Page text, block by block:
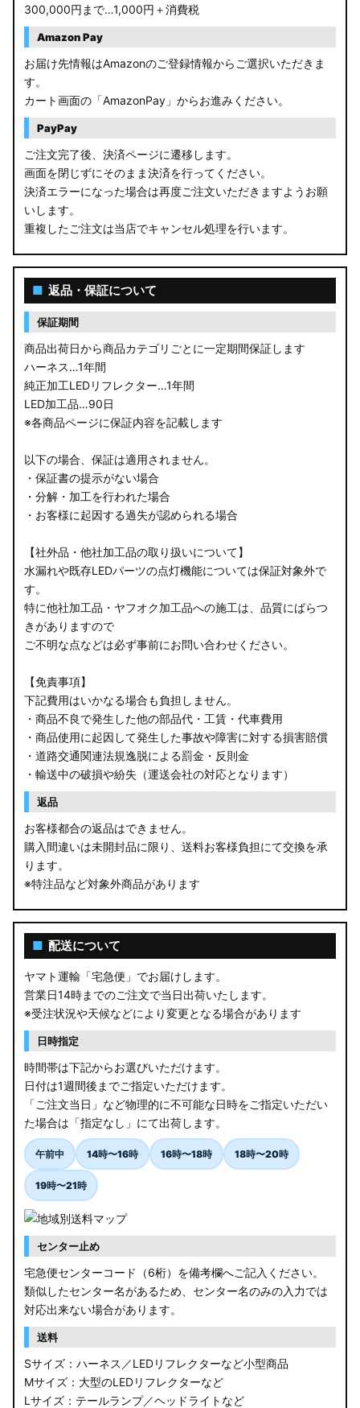
300,000円まで…1,000円＋消費税
Amazon Pay
お届け先情報はAmazonのご登録情報からご選択いただきま
す。
カート画面の「AmazonPay」からお進みください。
PayPay
ご注文完了後、決済ページに遷移します。
画面を閉じずにそのまま決済を行ってください。
決済エラーになった場合は再度ご注文いただきますようお願
いします。
重複したご注文は当店でキャンセル処理を行います。
■ 返品・保証について
保証期間
商品出荷日から商品カテゴリごとに一定期間保証します
ハーネス…1年間
純正加工LEDリフレクター…1年間
LED加工品…90日
※各商品ページに保証内容を記載します
以下の場合、保証は適用されません。
・保証書の提示がない場合
・分解・加工を行われた場合
・お客様に起因する過失が認められる場合
【社外品・他社加工品の取り扱いについて】
水漏れや既存LEDパーツの点灯機能については保証対象外で
す。
特に他社加工品・ヤフオク加工品への施工は、品質にばらつ
きがありますので
ご不明な点などは必ず事前にお問い合わせください。
【免責事項】
下記費用はいかなる場合も負担しません。
・商品不良で発生した他の部品代・工賃・代車費用
・商品使用に起因して発生した事故や障害に対する損害賠償
・道路交通関連法規逸脱による罰金・反則金
・輸送中の破損や紛失（運送会社の対応となります）
返品
お客様都合の返品はできません。
購入間違いは未開封品に限り、送料お客様負担にて交換を承
ります。
※特注品など対象外商品があります
■ 配送について
ヤマト運輸「宅急便」でお届けします。
営業日14時までのご注文で当日出荷いたします。
※受注状況や天候などにより変更となる場合があります
日時指定
時間帯は下記からお選びいただけます。
日付は1週間後までご指定いただけます。
「ご注文当日」など物理的に不可能な日時をご指定いただい
た場合は「指定なし」にて出荷します。
午前中 14時〜16時 16時〜18時 18時〜20時
19時〜21時
センター止め
宅急便センターコード（6桁）を備考欄へご記入ください。
類似したセンター名があるため、センター名のみの入力では
対応出来ない場合があります。
送料
Sサイズ：ハーネス／LEDリフレクターなど小型商品
Mサイズ：大型のLEDリフレクターなど
Lサイズ：テールランプ／ヘッドライトなど